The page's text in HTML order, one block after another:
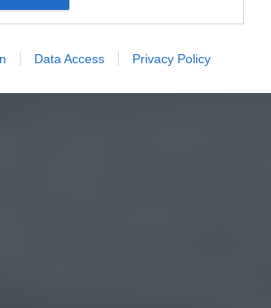
Data Access Privacy Policy